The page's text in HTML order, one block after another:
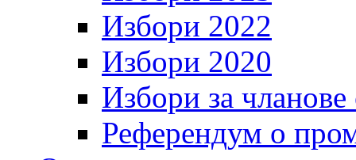
Избори 2022
Избори 2020
Избори за
Референдум о